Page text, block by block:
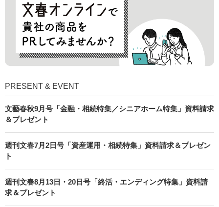
PRESENT & EVENT
文藝春秋9月号「金融・相続特集／シニアホーム特集」資料請求
＆プレゼント
週刊文春7月2日号「資産運用・相続特集」資料請求＆プレゼン
ト
週刊文春8月13日・20日号「終活・エンディング特集」資料請
求＆プレゼント